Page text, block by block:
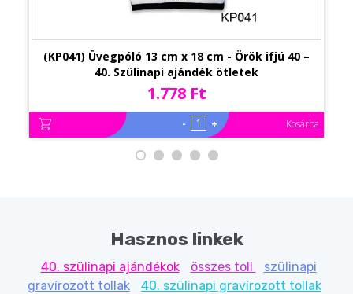
(KP041) Üvegpóló 13 cm x 18 cm - Örök ifjú 40 –
40. Szülinapi ajándék ötletek
1.778 Ft
- + Kosárba
Hasznos linkek
40. szülinapi ajándékok összes toll
szülinapi
gravírozott tollak
40. szülinapi gravírozott tollak